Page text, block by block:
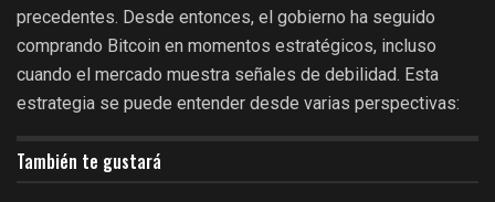
precedentes. Desde entonces, el gobierno ha seguido
comprando Bitcoin en momentos estratégicos, incluso
cuando el mercado muestra señales de debilidad. Esta
estrategia se puede entender desde varias perspectivas:
También te gustará